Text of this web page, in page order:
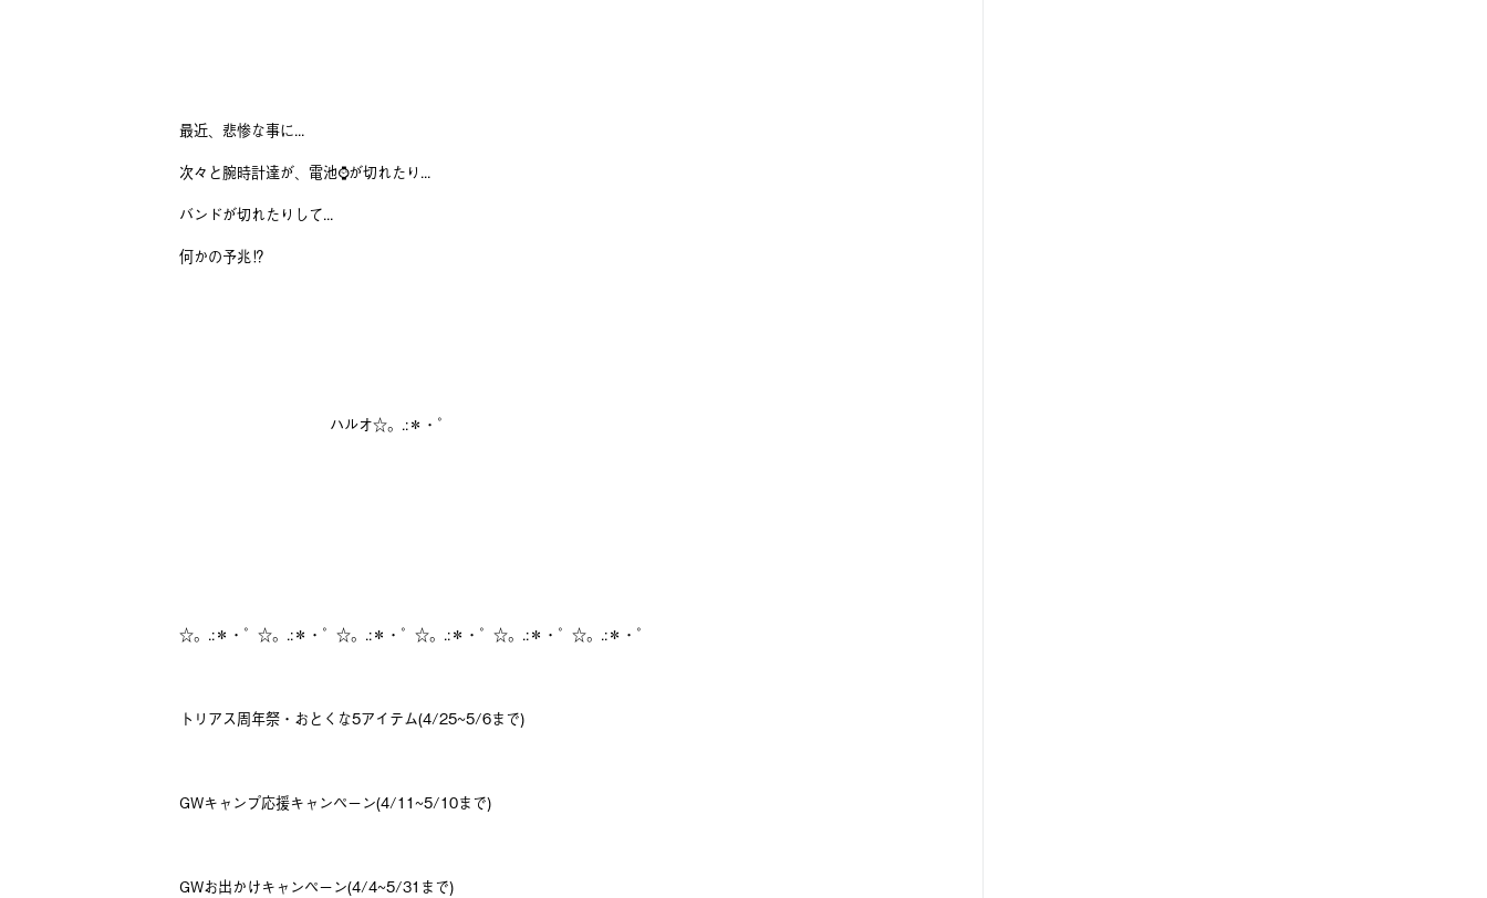
最近、悲惨な事に...
次々と腕時計達が、電池⌚️が切れたり...
バンドが切れたりして...
何かの予兆⁉️
ハルオ☆。.:＊・゜
☆。.:＊・゜☆。.:＊・゜☆。.:＊・゜☆。.:＊・゜☆。.:＊・゜☆。.:＊・゜
トリアス周年祭・おとくな5アイテム(4/25~5/6まで)
GWキャンプ応援キャンペーン(4/11~5/10まで)
GWお出かけキャンペーン(4/4~5/31まで)